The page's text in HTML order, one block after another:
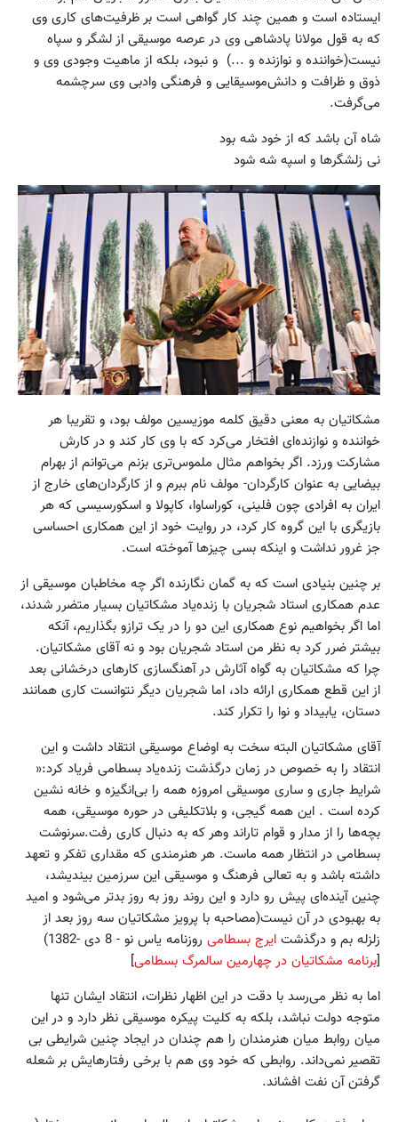
ایستاده است و همین چند کار گواهی است بر ظرفیت‌های کاری وی
که به قول مولانا پادشاهی وی در عرصه موسیقی از لشگر و سپاه
نیست(خواننده و نوازنده و ...) و نبود، بلکه از ماهیت وجودی وی و
ذوق و ظرافت و دانش‌موسیقایی و فرهنگی وادبی وی سرچشمه
می‌گرفت.
شاه آن باشد که از خود شه بود
نی‌ زلشگر‌ها و اسپه شه شود
مشکاتیان به معنی دقیق کلمه موزیسین مولف بود، و تقریبا هر
خواننده و نوازنده‌ای افتخار می‌کرد که با وی کار کند و در کارش
مشارکت ورزد. اگر بخواهم مثال ملموس‌تری بزنم می‌توانم از بهرام
بیضایی به عنوان کارگردان- مولف نام ببرم و از کارگردان‌های خارج از
ایران به افرادی چون فلینی، کوراساوا، کاپولا و اسکورسیسی که هر
بازیگری با این گروه کار کرد‌، در روایت خود از این همکاری احساسی
جز غرور نداشت و اینکه بسی چیز‌ها آموخته است.
بر چنین بنیادی است که به گمان نگارنده اگر چه مخاطبان موسیقی از
عدم همکاری استاد شجریان با زنده‌یاد مشکاتیان بسیار متضرر شدند،
اما اگر بخواهیم نوع همکاری این دو را در یک ترازو بگذاریم، آنکه
بیشتر ضرر کرد به نظر من استاد شجریان بود و نه آقای مشکاتیان.
چرا که مشکاتیان به گواه آثارش در آهنگسازی کارهای درخشانی بعد
از این قطع همکاری ارائه داد، اما شجریان دیگر نتوانست کاری همانند
دستان، یابیداد و نوا را تکرار کند.
آقای مشکاتیان البته سخت به اوضاع موسیقی انتقاد داشت و این
انتقاد را به خصوص در زمان درگذشت زنده‌یاد بسطامی فریاد کرد:«
شرایط جاری و ساری موسیقی امروزه همه را بی‌انگیزه و خانه نشین
کرده است . این همه گیجی، و بلاتکلیفی در حوره موسیقی، همه
بچه‌ها را از مدار و قوام تاراند وهر که به دنبال کاری رفت.سرنوشت
بسطامی در انتظار همه ماست. هر هنرمندی که مقداری تفکر و تعهد
داشته باشد و به تعالی فرهنگ و موسیقی این سرزمین بیندیشد،
چنین آینده‌ای پیش رو دارد و این روند روز به روز بدتر می‌شود و امید
به بهبودی در آن نیست(مصاحبه با پرویز مشکاتیان سه روز بعد از
زلزله بم و درگذشت ایرج بسطامی
روزنامه یاس نو - 8 دی -1382)
[برنامه مشکاتیان در چهارمین سالمرگ بسطامی]
اما به نظر می‌رسد با دقت در این اظهار نظرات، ‌انتقاد ایشان تنها
متوجه دولت نباشد، ‌بلکه به کلیت پیکره موسیقی نظر دارد و در این
میان روابط میان هنرمندان را هم چندان در ایجاد چنین شرایطی بی
تقصیر نمی‌داند. روابطی که خود وی هم با برخی رفتارهایش بر شعله
گرفتن آن نفت افشاند.